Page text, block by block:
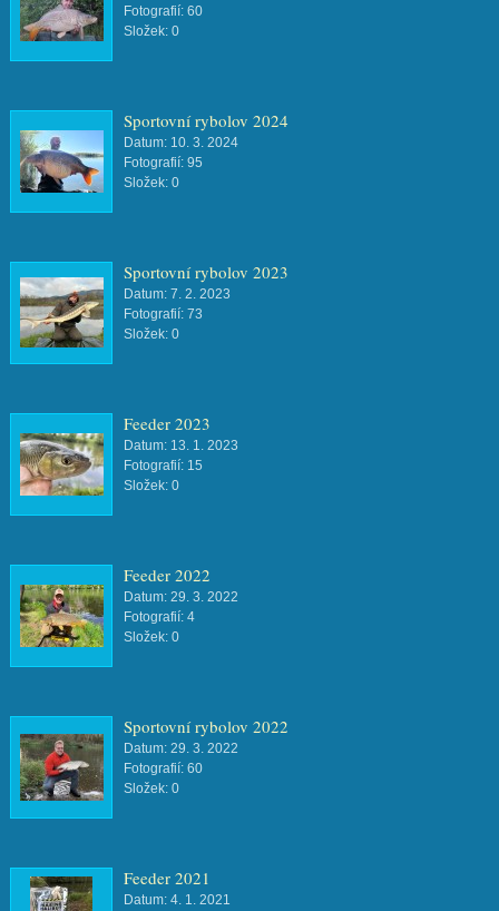
Fotografií: 60
Složek: 0
Sportovní rybolov 2024
Datum: 10. 3. 2024
Fotografií: 95
Složek: 0
Sportovní rybolov 2023
Datum: 7. 2. 2023
Fotografií: 73
Složek: 0
Feeder 2023
Datum: 13. 1. 2023
Fotografií: 15
Složek: 0
Feeder 2022
Datum: 29. 3. 2022
Fotografií: 4
Složek: 0
Sportovní rybolov 2022
Datum: 29. 3. 2022
Fotografií: 60
Složek: 0
Feeder 2021
Datum: 4. 1. 2021